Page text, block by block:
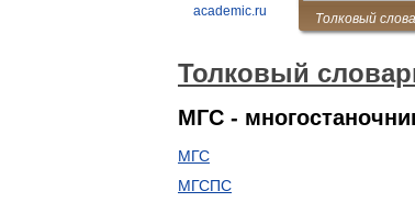
academic.ru
Толковый
МГС -
МГС
МГСПС